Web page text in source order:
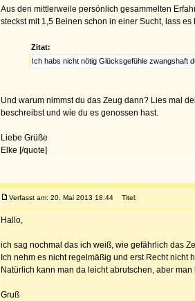
Aus den mittlerweile persönlich gesammelten
steckst mit 1,5 Beinen schon in einer Sucht, lass es
Zitat:
Ich habs nicht nötig Glücksgefühle zwangshaft
Und warum nimmst du das Zeug dann? Lies mal
beschreibst und wie du es genossen hast.
Liebe Grüße
Elke [/quote]
Verfasst am: 20. Mai 2013 18:44 Titel:
Hallo,
ich sag nochmal das ich weiß, wie gefährlich das
Ich nehm es nicht regelmäßig und erst Recht
Natürlich kann man da leicht abrutschen, aber
Gruß